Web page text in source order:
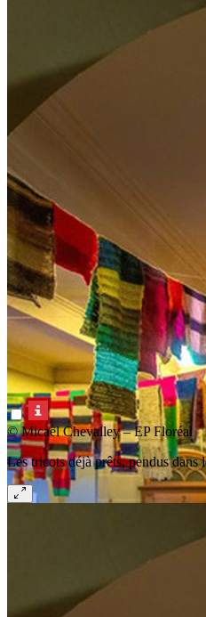
© Micaël Chevalley – EP Floréal
Les tricots déjà prêts, pendus dans